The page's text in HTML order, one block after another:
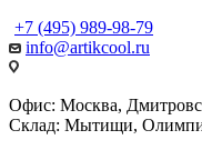
+7 (495) 989-98-79
info@artikcool.ru
Офис: Москва,
Склад: Мытищи,